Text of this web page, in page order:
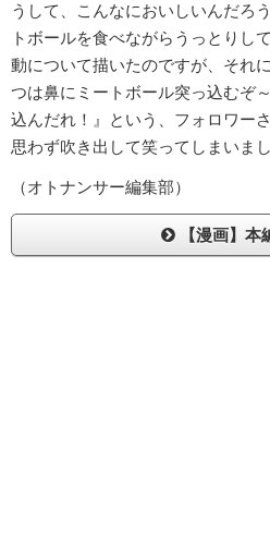
うして、こんなにおいしいんだろ
トボールを食べながらうっとりし
動について描いたのですが、それ
つは鼻にミートボール突っ込むぞ
込んだれ！』という、フォロワー
思わず吹き出して笑ってしまいまし
（オトナンサー編集部）
【漫画】本